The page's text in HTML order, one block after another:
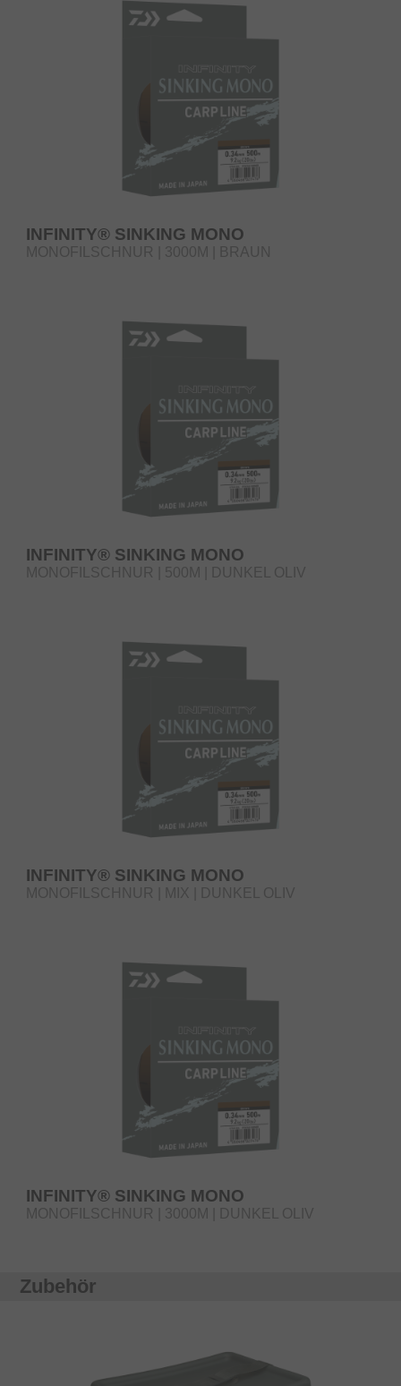
INFINITY® SINKING MONO
MONOFILSCHNUR | 3000M | BRAUN
INFINITY® SINKING MONO
MONOFILSCHNUR | 500M | DUNKEL OLIV
INFINITY® SINKING MONO
MONOFILSCHNUR | MIX | DUNKEL OLIV
INFINITY® SINKING MONO
MONOFILSCHNUR | 3000M | DUNKEL OLIV
Zubehör